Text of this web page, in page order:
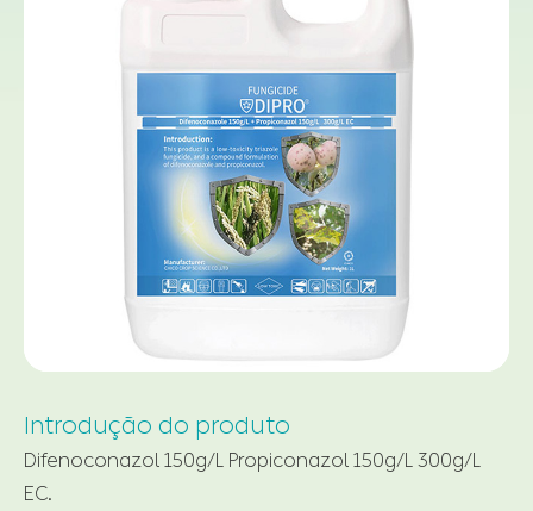
Introdução do produto
Difenoconazol 150g/L Propiconazol 150g/L 300g/L
EC.